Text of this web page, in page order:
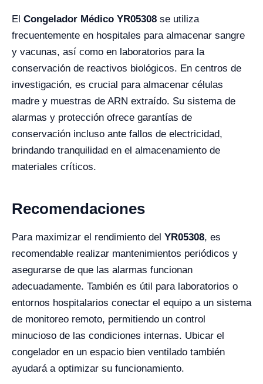
El Congelador Médico YR05308 se utiliza
frecuentemente en hospitales para almacenar sangre
y vacunas, así como en laboratorios para la
conservación de reactivos biológicos. En centros de
investigación, es crucial para almacenar células
madre y muestras de ARN extraído. Su sistema de
alarmas y protección ofrece garantías de
conservación incluso ante fallos de electricidad,
brindando tranquilidad en el almacenamiento de
materiales críticos.
Recomendaciones
Para maximizar el rendimiento del YR05308, es
recomendable realizar mantenimientos periódicos y
asegurarse de que las alarmas funcionan
adecuadamente. También es útil para laboratorios o
entornos hospitalarios conectar el equipo a un sistema
de monitoreo remoto, permitiendo un control
minucioso de las condiciones internas. Ubicar el
congelador en un espacio bien ventilado también
ayudará a optimizar su funcionamiento.